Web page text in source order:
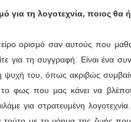
για τη λογοτεχνία, ποιος θα
ορισμό σαν αυτούς που
για τη συγγραφή. Είναι ένα
ψυχή του, όπως ακριβώς
το φως που μας κάνει να
για στρατευμένη